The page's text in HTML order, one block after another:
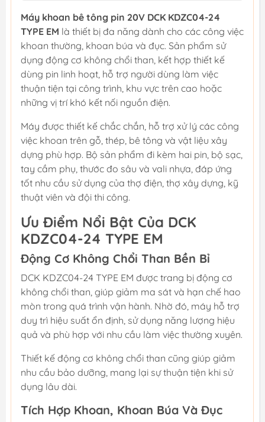
Máy khoan bê tông pin 20V DCK KDZC04-24
TYPE EM là thiết bị đa năng dành cho các công việc
khoan thường, khoan búa và đục. Sản phẩm sử
dụng động cơ không chổi than, kết hợp thiết kế
dùng pin linh hoạt, hỗ trợ người dùng làm việc
thuận tiện tại công trình, khu vực trên cao hoặc
những vị trí khó kết nối nguồn điện.
Máy được thiết kế chắc chắn, hỗ trợ xử lý các công
việc khoan trên gỗ, thép, bê tông và vật liệu xây
dựng phù hợp. Bộ sản phẩm đi kèm hai pin, bộ sạc,
tay cầm phụ, thước đo sâu và vali nhựa, đáp ứng
tốt nhu cầu sử dụng của thợ điện, thợ xây dựng, kỹ
thuật viên và đội thi công.
Ưu Điểm Nổi Bật Của DCK
KDZC04-24 TYPE EM
Động Cơ Không Chổi Than Bền Bỉ
DCK KDZC04-24 TYPE EM được trang bị động cơ
không chổi than, giúp giảm ma sát và hạn chế hao
mòn trong quá trình vận hành. Nhờ đó, máy hỗ trợ
duy trì hiệu suất ổn định, sử dụng năng lượng hiệu
quả và phù hợp với nhu cầu làm việc thường xuyên.
Thiết kế động cơ không chổi than cũng giúp giảm
nhu cầu bảo dưỡng, mang lại sự thuận tiện khi sử
dụng lâu dài.
Tích Hợp Khoan, Khoan Búa Và Đục